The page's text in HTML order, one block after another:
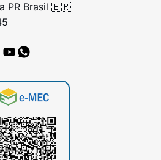
PR Brasil 🇧🇷